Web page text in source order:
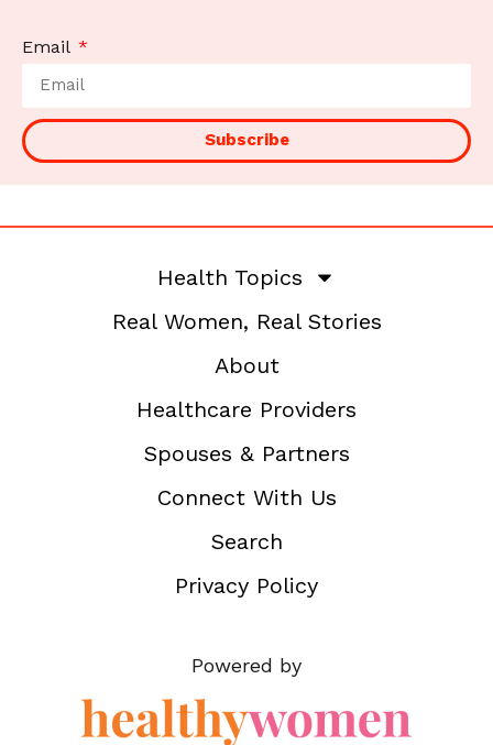
Email
Subscribe
Health Topics
Real Women, Real Stories
About
Healthcare Providers
Spouses & Partners
Connect With Us
Search
Privacy Policy
Powered by